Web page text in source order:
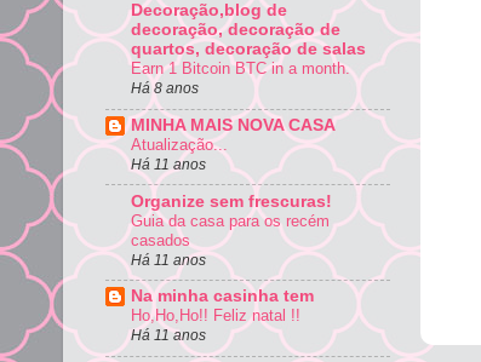
Decoração,blog de
decoração, decoração de
quartos, decoração de salas
Earn 1 Bitcoin BTC in a month.
Há 8 anos
MINHA MAIS NOVA CASA
Atualização...
Há 11 anos
Organize sem frescuras!
Guia da casa para os recém
casados
Há 11 anos
Na minha casinha tem
Ho,Ho,Ho!! Feliz natal !!
Há 11 anos